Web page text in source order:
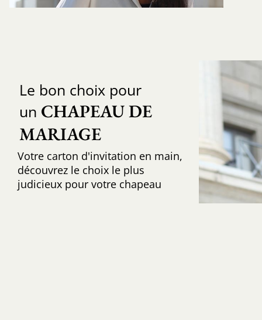
Le bon choix pour
un CHAPEAU DE
MARIAGE
Votre carton d'invitation en main,
découvrez le choix le plus
judicieux pour votre chapeau